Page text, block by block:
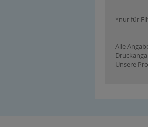
*nur für
Alle
Unsere